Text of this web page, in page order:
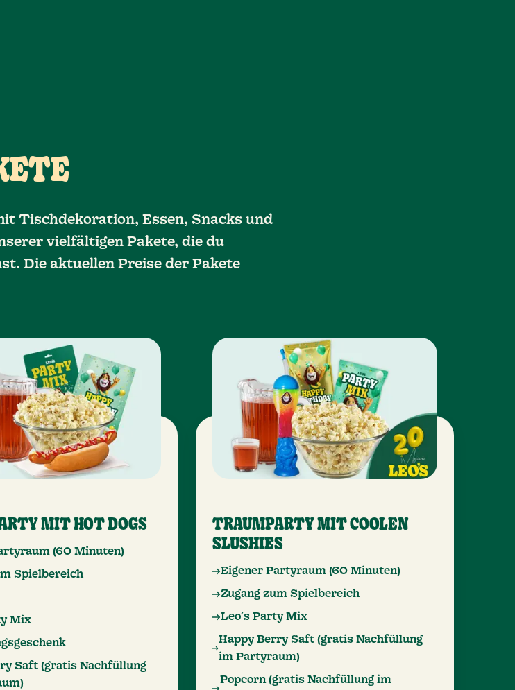
Tischdekoration, Essen, Snacks und
vielfältigen Pakete, die du
Die aktuellen Preise der Pakete
MIT HOT DOGS
(60 Minuten)
Spielbereich
Mix
Saft (gratis Nachfüllung
TRAUMPARTY MIT COOLEN
SLUSHIES
Eigener Partyraum (60 Minuten)
Zugang zum Spielbereich
Leo´s Party Mix
Happy Berry Saft (gratis Nachfüllung
im Partyraum)
Popcorn (gratis Nachfüllung im